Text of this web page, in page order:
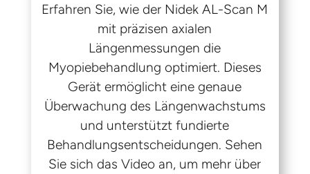
Erfahren Sie, wie der Nidek AL-Scan M
mit präzisen axialen
Längenmessungen die
Myopiebehandlung optimiert. Dieses
Gerät ermöglicht eine genaue
Überwachung des Längenwachstums
und unterstützt fundierte
Behandlungsentscheidungen. Sehen
Sie sich das Video an, um mehr über